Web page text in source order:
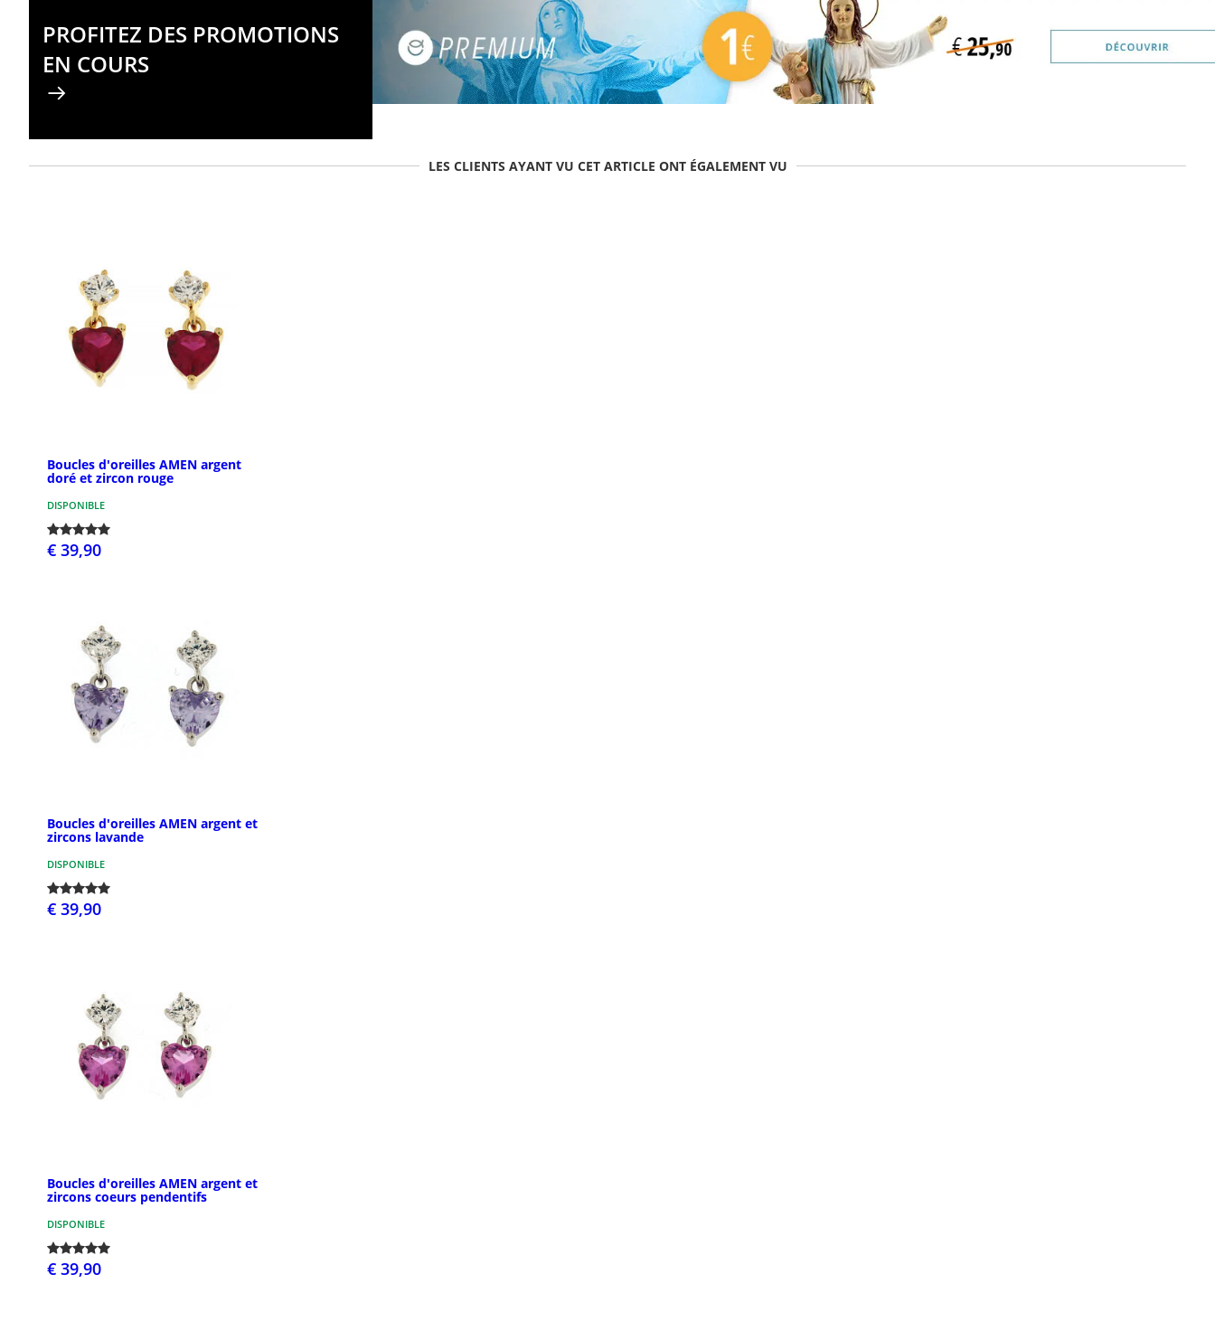
PROFITEZ DES PROMOTIONS
EN COURS
LES CLIENTS AYANT VU CET ARTICLE ONT ÉGALEMENT VU
Boucles d'oreilles AMEN argent
doré et zircon rouge
DISPONIBLE
€ 39,90
Boucles d'oreilles AMEN argent et
zircons lavande
DISPONIBLE
€ 39,90
Boucles d'oreilles AMEN argent et
zircons coeurs pendentifs
DISPONIBLE
€ 39,90